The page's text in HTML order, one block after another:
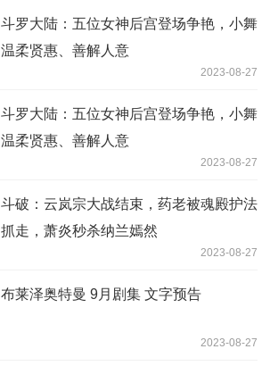
斗罗大陆：五位女神后宫登场争艳，小舞
温柔贤惠、善解人意
2023-08-27
斗罗大陆：五位女神后宫登场争艳，小舞
温柔贤惠、善解人意
2023-08-27
斗破：云岚宗大战结束，药老被魂殿护法
抓走，萧炎秒杀纳兰嫣然
2023-08-27
布莱泽奥特曼 9月剧集 文字预告
2023-08-27